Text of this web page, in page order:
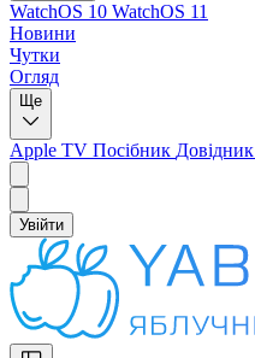
WatchOS 10 WatchOS 11
Новини
Чутки
Огляд
Ще
Apple TV Посібник Довідник
Увійти